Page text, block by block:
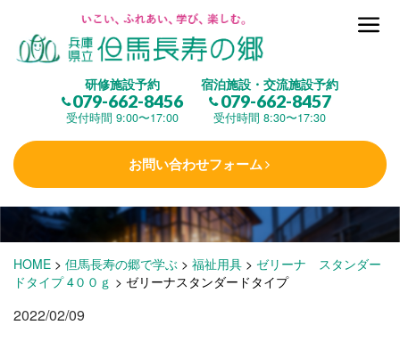
研修施設予約
079-662-8456
受付時間 9:00〜17:00
宿泊施設・交流施設予約
079-662-8457
受付時間 8:30〜17:30
お問い合わせフォーム
但馬長寿の郷とは
(研修施設)
楽しむ
学 ぶ(健康福祉)
泊まる(宿泊)
HOME > 但馬長寿の郷で学ぶ > 福祉用具 > ゼリーナ スタンダー
ドタイプ 4００ｇ > ゼリーナスタンダードタイプ
2022/02/09